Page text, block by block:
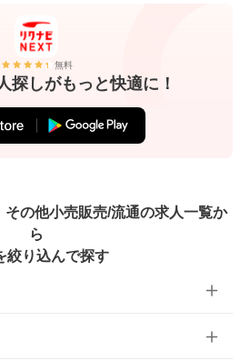
無料
探しがもっと快適に！
の他小売販売/流通の求人一覧か
ら
絞り込んで探す